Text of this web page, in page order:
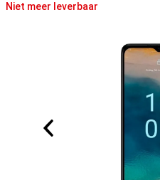
Niet meer leverbaar